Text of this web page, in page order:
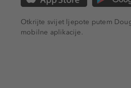
Otkrijte svijet ljepote putem
mobilne aplikacije.